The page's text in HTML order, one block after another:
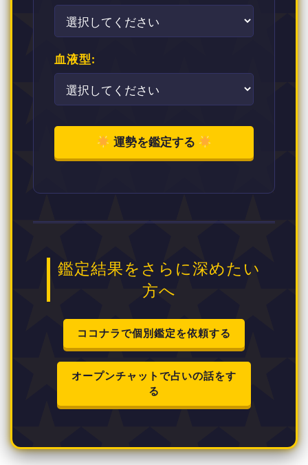
血液型:
運勢を鑑定する
鑑定結果をさらに深めたい
方へ
ココナラで個別鑑定を依頼する
オープンチャットで占いの話をす
る